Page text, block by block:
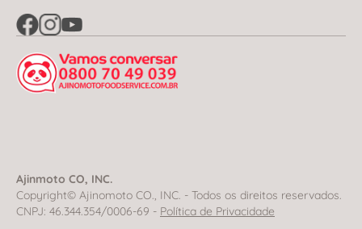
Ajinmoto CO, INC.
Copyright© Ajinomoto CO., INC. - Todos os direitos reservados.
CNPJ: 46.344.354/0006-69 - Política de Privacidade